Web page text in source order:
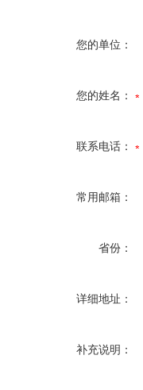
您的单位：
您的姓名：
联系电话：
常用邮箱：
省份：
详细地址：
补充说明：